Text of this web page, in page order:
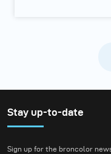
Stay up-to-date
Sign up for the broncolor